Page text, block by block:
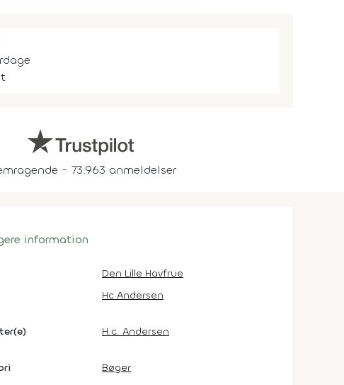
- 73.963 anmeldelser
information
Den Lille Havfrue
Hc Andersen
H.c. Andersen
Bøger